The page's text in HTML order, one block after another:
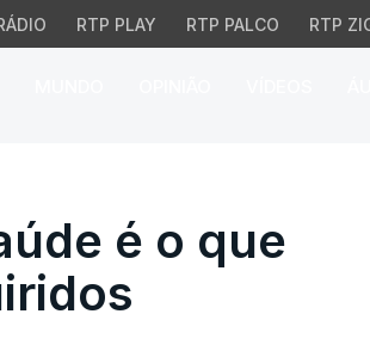
RTP PLAY RTP PALCO RTP
é o que
é o que